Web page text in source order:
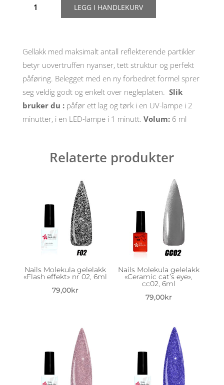
Molekula
6,
6ml
antall
LEGG I HANDLEKURV
Gellakk med maksimalt antall reflekterende partikler
betyr uovertruffen nyanser, tett struktur og perfekt
påføring. Belegget med en ny forbedret formel sprer
seg veldig godt og enkelt over negleplaten. Slik
bruker du :påfør ett lag og tørk i en UV-lampe i 2
minutter, i en LED-lampe i 1 minutt. Volum:6 ml
Relaterte produkter
Nails Molekula gelelakk
«Flash effekt» nr 02, 6ml
79,00kr
Nails Molekula gelelakk
«Ceramic cat’s eye»,
cc02, 6ml
79,00kr